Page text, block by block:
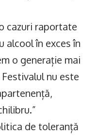
cazuri raportate
alcool în exces în
o generație mai
nu este
de toleranță